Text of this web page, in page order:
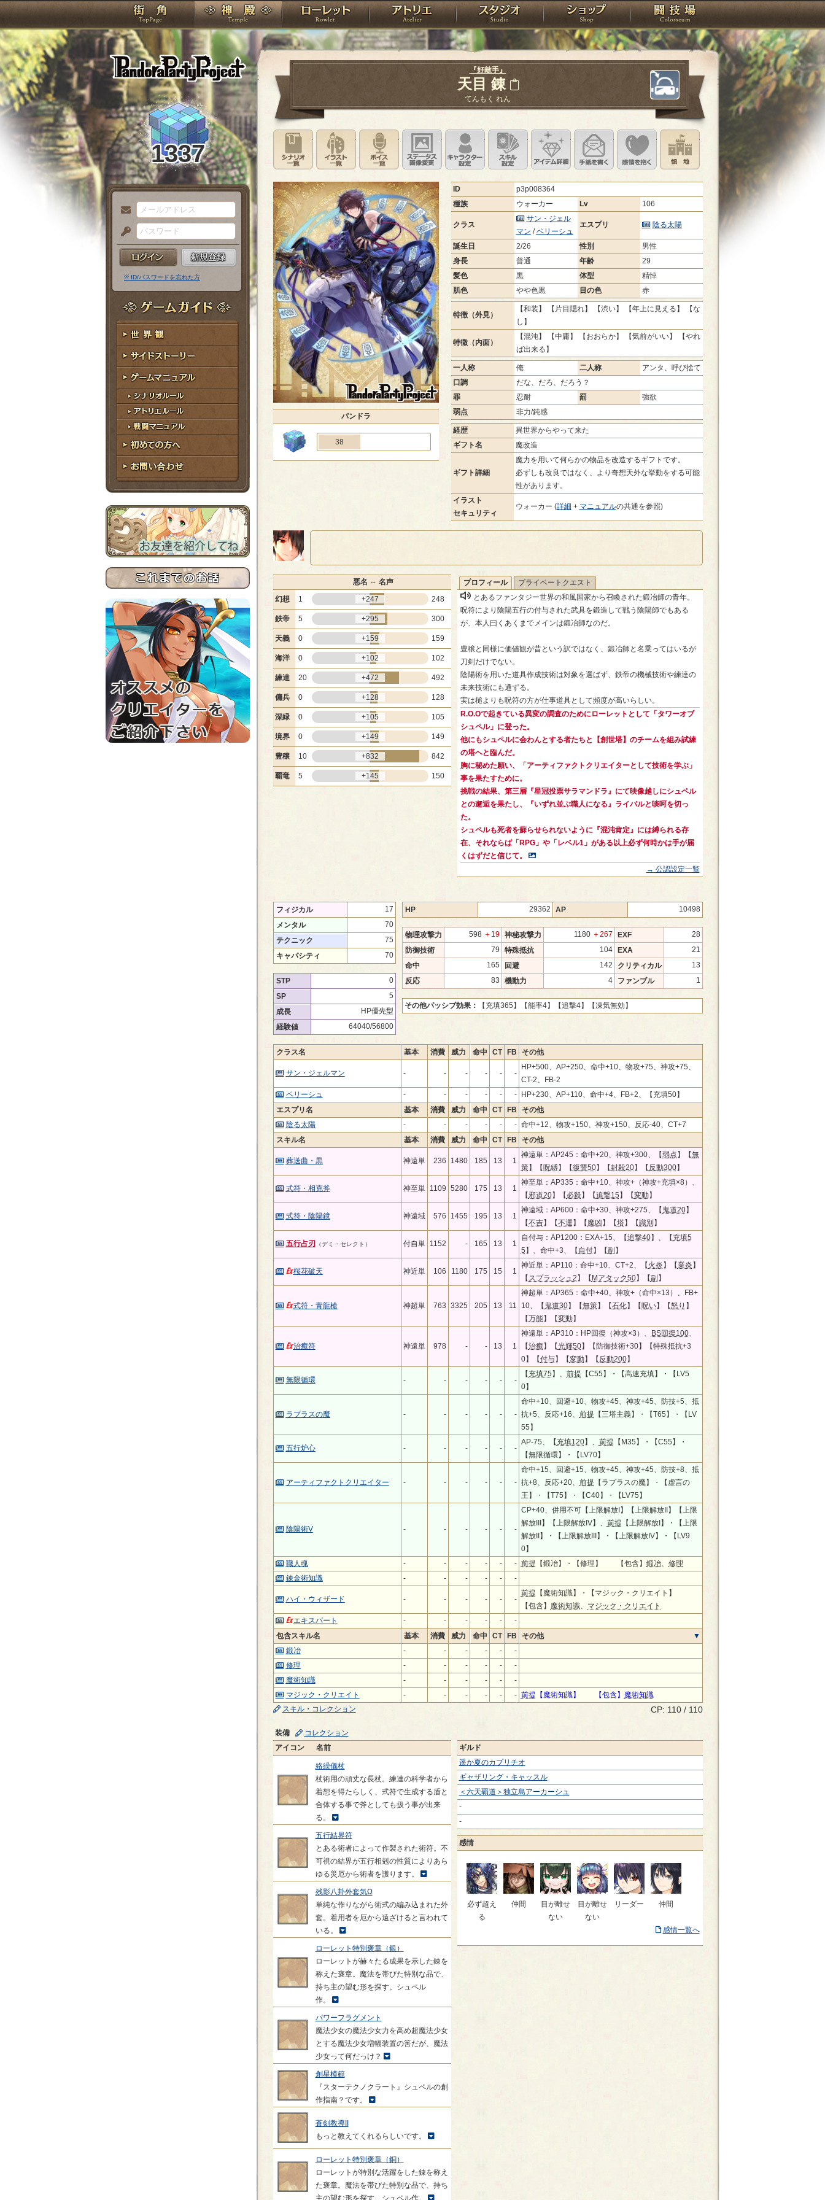
PandoraPartyProject
TOP 神殿 ローレット アトリエ スタジオ ショップ 闘技場
1337
メ
ー
ル
ア
ド
レ
ス
パ
ス
ー
ド
※ ID/パスワードを忘れた方
ゲームガイド
世界観
サイドストーリー
ゲームマニュアル
シナリオルール
アトリエルール
戦闘マニュアル
初めての方へ
お問い合わせ
『好敵手』
天目 錬
てんもく れん
シナリオ一覧イラスト一覧ボイス一覧 ステータス画像変更キャラクター設定
スキル設定 アイテム詳細手紙を書く このキャラクターに感情を抱く
パンドラ
38
ID
p3p008364
種族
ウォーカー Lv 106
クラス
サン・ジェル
マン /ペリーシュ
エスプリ 陰る太陽
誕生日 2/26 性別
男性
身長
普通 年齢
29
髪色
黒 体型
精悼
肌色
やや色黒 目の色 赤
特徴（外見）
【和装】 【片目隠れ】 【渋い】 【年上に見える】 【な
し】
特徴（内面）
【混沌】 【中庸】 【おおらか】 【気前がいい】 【やれ
ば出来る】
一人称 俺 二人称
アンタ、呼び捨て
口調
だな、だろ、だろう？
罪
忍耐 罰
強欲
弱点
非力/鈍感
経歴
異世界からやって来た
ギフト名
魔改造
ギフト詳細
魔力を用いて何らかの物品を改造するギフトです。
必ずしも改良ではなく、より奇想天外な挙動をする可能
性があります。
イラスト
セキュリティ
ウォーカー (詳細 + マニュアルの共通を参照)
悪名 ⇔ 名声
幻想
1 +247 248
鉄帝 5 +295 300
天義 0 +159 159
海洋 0 +102 102
練達 20 +472 492
傭兵 0 +128 128
深緑 0 +105 105
境界 0 +149 149
豊穣 10 +832 842
覇竜 5 +145 150
プロフィール
プライベートクエスト
とあるファンタジー世界の和風国家から召喚された鍛冶師の青年。
呪符により陰陽五行の付与された武具を鍛造して戦う陰陽師でもある
が、本人曰くあくまでメインは鍛冶師なのだ。
豊穣と同様に価値観が昔という訳ではなく、鍛冶師と名乗ってはいるが
刀剣だけでない。
陰陽術を用いた道具作成技術は対象を選ばず、鉄帝の機械技術や練達の
未来技術にも通ずる。
実は槌よりも呪符の方が仕事道具として頻度が高いらしい。
R.O.Oで起きている異変の調査のためにローレットとして「タワーオブ
シュペル」に登った。
他にもシュペルに会わんとする者たちと【創世塔】のチームを組み試練
の塔へと臨んだ。
胸に秘めた願い、「アーティファクトクリエイターとして技術を学ぶ」
事を果たすために。
挑戦の結果、第三層『星冠投票サラマンドラ』にて映像越しにシュペル
との邂逅を果たし、『いずれ並ぶ職人になる』ライバルと啖呵を切っ
た。
シュペルも死者を蘇らせられないように『混沌肯定』には縛られる存
在、それならば「RPG」や「レベル1」がある以上必ず何時かは手が届
くはずだと信じて。
→ 公認設定一覧
フィジカル
17
メンタル
70
テクニック
75
キャパシティ
70
STP
0
SP
5
成長
HP優先型
経験値
64040/56800
HP 29362 AP 10498
物理攻撃力 598 ＋19 神秘攻撃力 1180 ＋267 EXF
28
防御技術
79 特殊抵抗 104 EXA
21
命中
165 回避 142 クリティカル
13
反応
83 機動力 4 ファンブル 1
その他パッシブ効果： 【充填365】 【能率4】 【追撃4】 【凍気無効】
クラス名 基本 消費 威力 命中 CT FB その他
サン・ジェルマン - - - - - -
HP+500、AP+250、命中+10、物攻+75、神攻+75、
CT-2、FB-2
ペリーシュ
- - - - - -
HP+230、AP+110、命中+4、FB+2、【充填50】
エスプリ名
基本 消費 威力 命中 CT FB
その他
陰る太陽
- - - - - - 命中+12、物攻+150、神攻+150、反応-40、CT+7
スキル名
基本 消費 威力 命中 CT FB その他
葬送曲・黒 神遠単 236 1480 185 13 1
神遠単：AP245：命中+20、神攻+300、【弱点 】【無
策】【呪縛】【復讐50】【封殺20】【 反動300】
式符・相克斧 神至単 1109 5280 175 13 1
神至単：AP335：命中+10、神攻+（神攻+充填×8）、
【邪道20】【 必殺】【追撃15 】【変動】
式符・陰陽鏡 神遠域 576 1455 195 13 1
神遠域：AP600：命中+30、神攻+275、【 鬼道20】
【不吉】【不運 】【 魔凶 】【塔】【識別 】
五行占刃 （デミ・セレクト） 付自単 1152 - 165 13 1
自付与：AP1200：EXA+15、【追撃40】、【 充填5
5 】、命中+3、【 自付】【副 】
桜花破天 神近単 106 1180 175 15 1
神近単：AP110：命中+10、CT+2、【 火炎 】【業炎 】
【 スプラッシュ2 】【 Mアタック50】【副 】
式符・青龍槍 神超単 763 3325 205 13 11
神超単：AP365：命中+40、神攻+（命中×13）、FB+
10、【 鬼道30】【無策】【石化】【呪い】【怒り 】
【万能】【変動】
治癒符 神遠単 978 - - 13 1
神遠単：AP310：HP回復（神攻×3）、 BS回復100、
【治癒】【光輝50】【防御技術+30】【特殊抵抗+3
0】【付与】【変動】【 反動200】
無限循環 - - - - - -
【 充填75 】、 前提 【C55】・【高速充填】・【LV5
0】
ラプラスの魔 - - - - - -
命中+10、回避+10、物攻+45、神攻+45、防技+5、抵
抗+5、反応+16、 前提 【三塔主義】・【T65】・【LV
55】
五行炉心 - - - - - -
AP-75、【 充填120】、 前提 【M35】・【C55】・
【無限循環】・【LV70】
アーティファクトクリエイター - - - - - -
命中+15、回避+15、物攻+45、神攻+45、防技+8、抵
抗+8、反応+20、 前提 【ラプラスの魔】・【虚言の
王】・【T75】・【C40】・【LV75】
陰陽術V - - - - - -
CP+40、併用不可【上限解放I】【上限解放II】【上限
解放III】【上限解放IV】、 前提 【上限解放I】・【上限
解放II】・【上限解放III】・【上限解放IV】・【LV9
0】
職人魂
- - - - - - 前提 【鍛冶】・【修理】 【包含】 鍛冶、 修理
錬金術知識
- - - - - -
ハイ・ウィザード - - - - - -
前提 【魔術知識】・【マジック・クリエイト】
【包含】
魔術知識、
マジック・クリエイト
エキスパート
- - - - -
-
包含スキル名
基本 消費 威力 命中 CT FB
その他
鍛冶
- - - - -
-
修理
- - - - -
-
魔術知識
- - - - -
-
マジック・クリエイト
- - - - - - 前提 【魔術知識】 【包含】
魔術知識
スキル・コレクション
CP: 110 / 110
装備
コレクション
アイコン
名前
絡繰儀杖
杖術用の頑丈な長杖。練達の科学者から
着想を得たらしく、式符で生成する盾と
合体する事で斧としても扱う事が出来
る。
五行結界符
とある術者によって作製された術符。不
可視の結界が五行相剋の性質によりあら
ゆる災厄から術者を護ります。
残影八卦外套気Ω
単純な作りながら術式の編み込まれた外
套。着用者を厄から遠ざけると言われて
いる。
ローレット特別褒章（銀）
ローレットが赫々たる成果を示した錬を
称えた褒章。魔法を帯びた特別な品で、
持ち主の望む形を探す。シュペル
作。
パワーフラグメント
魔法少女の魔法少女力を高め超魔法少女
とする魔法少女増幅装置の筈だが、魔法
少女って何だっけ？
創星模範
『スターテクノクラート』シュペルの創
作指南？です。
蒼剣教導II
もっと教えてくれるらしいです。
ローレット特別褒章（銅）
ローレットが特別な活躍をした錬を称え
た褒章。魔法を帯びた特別な品で、持ち
主の望む形を探す。シュペル作。
ギルド
遥か夏のカプリチオ
ギャザリング・キャッスル
＜六天覇道＞独立島アーカーシュ
-
-
感情
必ず超え
る
仲間
目が離せ
ない
目が離せ
ない
リーダー 仲間
感情一覧へ